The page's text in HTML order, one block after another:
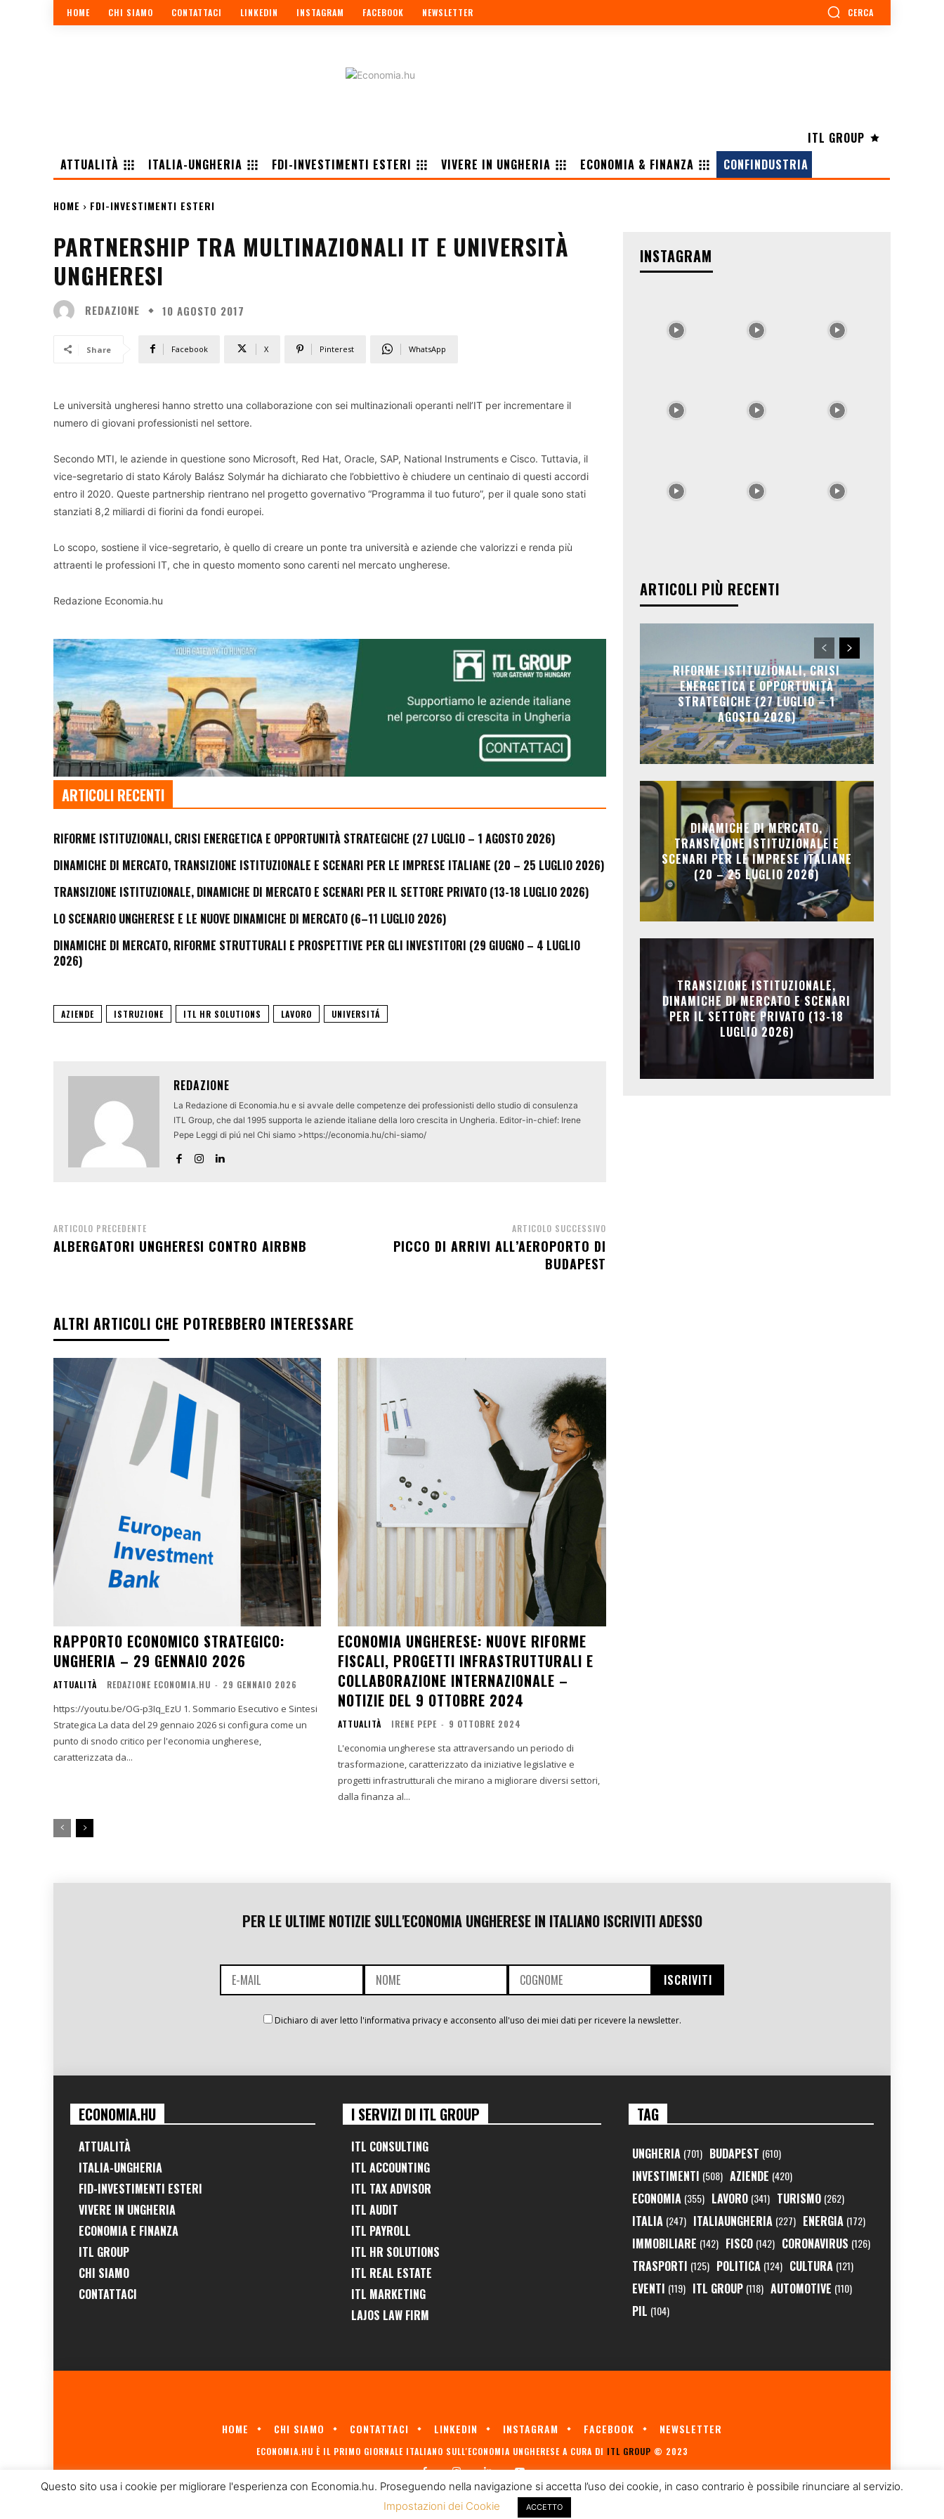
HOME CHI SIAMO CONTATTACI LINKEDIN INSTAGRAM FACEBOOK NEWSLETTER CERCA
ITL GROUP
ATTUALITÀ
ITALIA-UNGHERIA FDI-INVESTIMENTI ESTERI VIVERE IN UNGHERIA ECONOMIA & FINANZA CONFINDUSTRIA
HOME FDI-INVESTIMENTI ESTERI
PARTNERSHIP TRA MULTINAZIONALI IT E UNIVERSITÀ
UNGHERESI
REDAZIONE 10 AGOSTO 2017
Share Facebook X Pinterest WhatsApp
Le università ungheresi hanno stretto una collaborazione con sei multinazionali operanti nell’IT per incrementare il
numero di giovani professionisti nel settore.
Secondo MTI, le aziende in questione sono Microsoft, Red Hat, Oracle, SAP, National Instruments e Cisco. Tuttavia, il
vice-segretario di stato Károly Balász Solymár ha dichiarato che l’obbiettivo è chiudere un centinaio di questi accordi
entro il 2020. Queste partnership rientrano nel progetto governativo “Programma il tuo futuro”, per il quale sono stati
stanziati 8,2 miliardi di fiorini da fondi europei.
Lo scopo, sostiene il vice-segretario, è quello di creare un ponte tra università e aziende che valorizzi e renda più
attraenti le professioni IT, che in questo momento sono carenti nel mercato ungherese.
Redazione Economia.hu
ARTICOLI RECENTI
RIFORME ISTITUZIONALI, CRISI ENERGETICA E OPPORTUNITÀ STRATEGICHE (27 LUGLIO – 1 AGOSTO 2026)
DINAMICHE DI MERCATO, TRANSIZIONE ISTITUZIONALE E SCENARI PER LE IMPRESE ITALIANE (20 – 25 LUGLIO 2026)
TRANSIZIONE ISTITUZIONALE, DINAMICHE DI MERCATO E SCENARI PER IL SETTORE PRIVATO (13-18 LUGLIO 2026)
LO SCENARIO UNGHERESE E LE NUOVE DINAMICHE DI MERCATO (6–11 LUGLIO 2026)
DINAMICHE DI MERCATO, RIFORME STRUTTURALI E PROSPETTIVE PER GLI INVESTITORI (29 GIUGNO – 4 LUGLIO
2026)
AZIENDE ISTRUZIONE ITL HR SOLUTIONS LAVORO UNIVERSITÁ
REDAZIONE
La Redazione di Economia.hu e si avvale delle competenze dei professionisti dello studio di consulenza
ITL Group, che dal 1995 supporta le aziende italiane della loro crescita in Ungheria. Editor-in-chief: Irene
Pepe Leggi di piú nel Chi siamo >https://economia.hu/chi-siamo/
ARTICOLO PRECEDENTE
ALBERGATORI UNGHERESI CONTRO AIRBNB
ARTICOLO SUCCESSIVO
PICCO DI ARRIVI ALL’AEROPORTO DI
BUDAPEST
ALTRI ARTICOLI CHE POTREBBERO INTERESSARE
RAPPORTO ECONOMICO STRATEGICO:
UNGHERIA – 29 GENNAIO 2026
ATTUALITÀ REDAZIONE ECONOMIA.HU - 29 GENNAIO 2026
https://youtu.be/OG-p3Iq_EzU 1. Sommario Esecutivo e Sintesi
Strategica La data del 29 gennaio 2026 si configura come un
punto di snodo critico per l'economia ungherese,
caratterizzata da...
ECONOMIA UNGHERESE: NUOVE RIFORME
FISCALI, PROGETTI INFRASTRUTTURALI E
COLLABORAZIONE INTERNAZIONALE –
NOTIZIE DEL 9 OTTOBRE 2024
ATTUALITÀ IRENE PEPE - 9 OTTOBRE 2024
L'economia ungherese sta attraversando un periodo di
trasformazione, caratterizzato da iniziative legislative e
progetti infrastrutturali che mirano a migliorare diversi settori,
dalla finanza al...
INSTAGRAM
ARTICOLI PIÙ RECENTI
RIFORME ISTITUZIONALI, CRISI
ENERGETICA E OPPORTUNITÀ
STRATEGICHE (27 LUGLIO – 1
AGOSTO 2026)
DINAMICHE DI MERCATO,
TRANSIZIONE ISTITUZIONALE E
SCENARI PER LE IMPRESE ITALIANE
(20 – 25 LUGLIO 2026)
TRANSIZIONE ISTITUZIONALE,
DINAMICHE DI MERCATO E SCENARI
PER IL SETTORE PRIVATO (13-18
LUGLIO 2026)
PER LE ULTIME NOTIZIE SULL'ECONOMIA UNGHERESE IN ITALIANO ISCRIVITI ADESSO
Dichiaro di aver letto l'informativa privacy e acconsento all'uso dei miei dati per ricevere la newsletter.
ECONOMIA.HU
ATTUALITÀ
ITALIA-UNGHERIA
FID-INVESTIMENTI ESTERI
VIVERE IN UNGHERIA
ECONOMIA E FINANZA
ITL GROUP
CHI SIAMO
CONTATTACI
I SERVIZI DI ITL GROUP
ITL CONSULTING
ITL ACCOUNTING
ITL TAX ADVISOR
ITL AUDIT
ITL PAYROLL
ITL HR SOLUTIONS
ITL REAL ESTATE
ITL MARKETING
LAJOS LAW FIRM
TAG
UNGHERIA (701) BUDAPEST (610)
INVESTIMENTI (508) AZIENDE (420)
ECONOMIA (355) LAVORO (341) TURISMO (262)
ITALIA (247) ITALIAUNGHERIA (227) ENERGIA (172)
IMMOBILIARE (142) FISCO (142) CORONAVIRUS (126)
TRASPORTI (125) POLITICA (124) CULTURA (121)
EVENTI (119) ITL GROUP (118) AUTOMOTIVE (110)
PIL (104)
HOME CHI SIAMO CONTATTACI LINKEDIN INSTAGRAM FACEBOOK NEWSLETTER
ECONOMIA.HU È IL PRIMO GIORNALE ITALIANO SULL'ECONOMIA UNGHERESE A CURA DI ITL GROUP © 2023
Questo sito usa i cookie per migliorare l'esperienza con Economia.hu. Proseguendo nella navigazione si accetta l’uso dei cookie, in caso contrario è possibile rinunciare al servizio.
Impostazioni dei Cookie
ACCETTO